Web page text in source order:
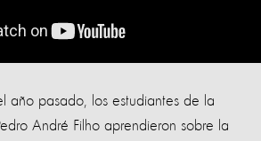
año pasado, los estudiantes de la
André Filho aprendieron sobre la